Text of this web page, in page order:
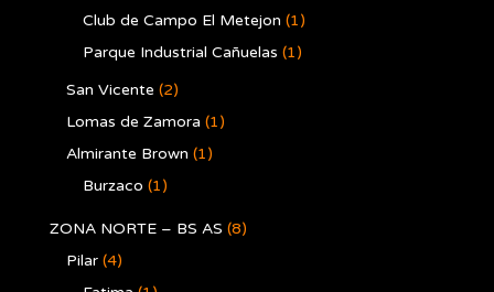
Club de Campo El Metejon (1)
Parque Industrial Cañuelas (1)
San Vicente (2)
Lomas de Zamora (1)
Almirante Brown (1)
Burzaco (1)
ZONA NORTE – BS AS (8)
Pilar (4)